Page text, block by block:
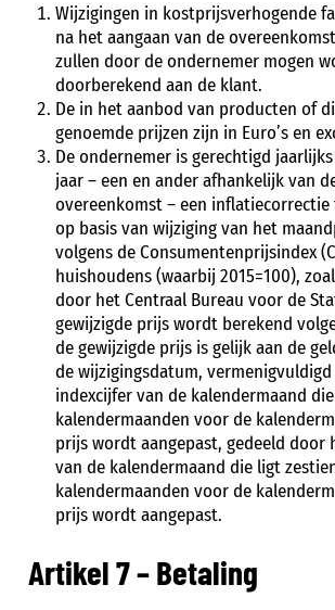
Wijzigingen in kostprijsverhogende
na het aangaan van de
zullen door de ondernemer mogen
doorberekend aan de klant.
De in het aanbod van producten of
genoemde prijzen zijn in Euro’s en
De ondernemer is gerechtigd
jaar – een en ander afhankelijk van
overeenkomst – een inflatiecorrectie
op basis van wijziging van het
volgens de Consumentenprijsindex
huishoudens (waarbij 2015=100),
door het Centraal Bureau voor de
gewijzigde prijs wordt berekend
de gewijzigde prijs is gelijk aan de
de wijzigingsdatum,
indexcijfer van de kalendermaand
kalendermaanden voor de
prijs wordt aangepast, gedeeld door
van de kalendermaand die ligt
kalendermaanden voor de
prijs wordt aangepast.
Artikel 7 – Betaling